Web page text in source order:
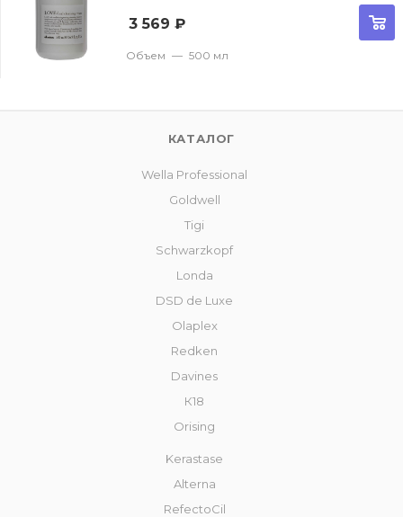
3 569 ₽
Объем — 500 мл
КАТАЛОГ
Wella Professional
Goldwell
Tigi
Schwarzkopf
Londa
DSD de Luxe
Olaplex
Redken
Davines
К18
Orising
Kerastase
Alterna
RefectoCil